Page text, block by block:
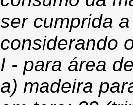
ser cumprida
considerando
I - para área
a) madeira